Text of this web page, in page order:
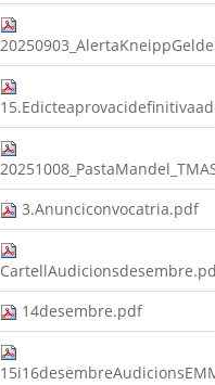
3.Anunciconvocatria.pdf
14desembre.pdf